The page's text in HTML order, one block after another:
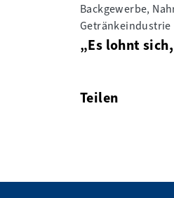
Backgewerbe,
Getränkeindustrie
„Es lohnt
Teilen